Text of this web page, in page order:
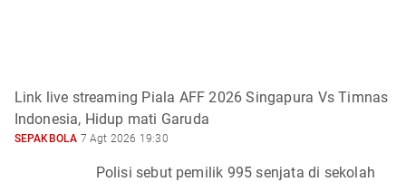
Link live streaming Piala AFF 2026 Singapura Vs Timnas
Indonesia, Hidup mati Garuda
SEPAKBOLA 7 Agt 2026 19:30
Polisi sebut pemilik 995 senjata di sekolah